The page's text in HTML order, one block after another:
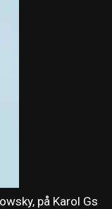
på Karol Gs